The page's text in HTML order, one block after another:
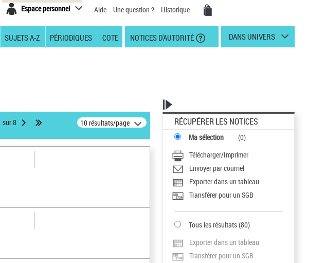
Espace personnel Aide Une question ? Historique
SUJETS A-Z PÉRIODIQUES COTE NOTICES D'AUTORITÉ DANS UNIVERS
sur 8 10 résultats/page RÉCUPÉRER LES NOTICES
Ma sélection (0)
Télécharger/Imprimer
Envoyer par courriel
Exporter dans un tableau
Transférer pour un SGB
Tous les résultats(80)
Exporter dans un tableau
Transférer pour un SGB